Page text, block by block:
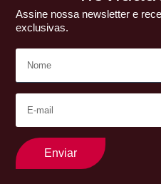
Assine nossa newsletter e
exclusivas.
Enviar